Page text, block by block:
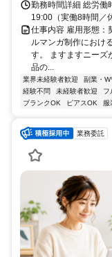
勤務時間詳細 総労働
19:00（実働8時間／
仕事内容 雇用形態：
ルマンガ制作におけ
す。 ますますニーズ
品の...
業界未経験者歓迎 副業・
経験不問
未経験者歓迎 フ
ブランクOK
ピアスOK 服
業務委託